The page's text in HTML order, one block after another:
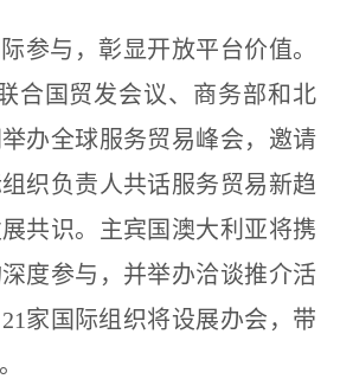
参与，彰显开放平台价值。
合国贸发会议、商务部和北
办全球服务贸易峰会，邀请
织负责人共话服务贸易新趋
共识。主宾国澳大利亚将携
度参与，并举办洽谈推介活
家国际组织将设展办会，带